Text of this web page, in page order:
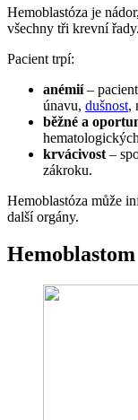
Hemoblastóza je
všechny tři krevní řady.
Pacient trpí:
anémií–
únavu, dušnost,
běžné a
krvácivost –
zákroku.
Hemoblastóza může
další orgány.
Hemoblastom